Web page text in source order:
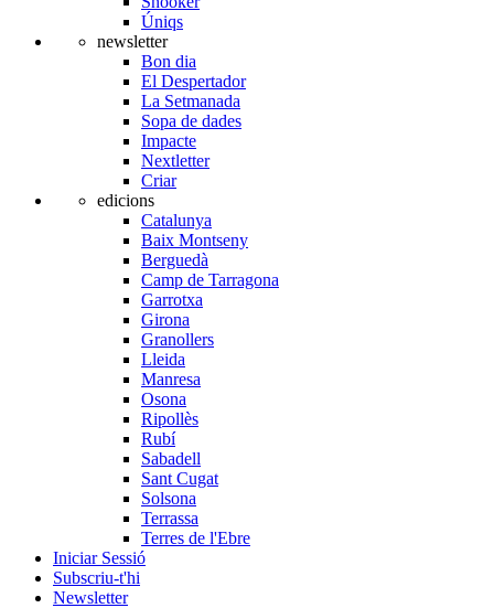
Úniqs
newsletter
Bon dia
El Despertador
La Setmanada
Sopa de dades
Impacte
Nextletter
Criar
edicions
Catalunya
Baix Montseny
Berguedà
Camp de Tarragona
Garrotxa
Girona
Granollers
Lleida
Manresa
Osona
Ripollès
Rubí
Sabadell
Sant Cugat
Solsona
Terrassa
Terres de l'Ebre
Iniciar Sessió
Subscriu-t'hi
Newsletter